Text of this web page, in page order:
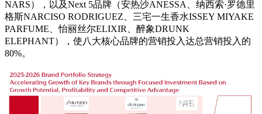
NARS），以及Next 5品牌（安热沙ANESSA、纳西索·罗德里
格斯NARCISO RODRIGUEZ、三宅一生香水ISSEY MIYAKE
PARFUME、怡丽丝尔ELIXIR、醉象DRUNK
ELEPHANT），使八大核心品牌的营销投入达总营销投入的
80%。